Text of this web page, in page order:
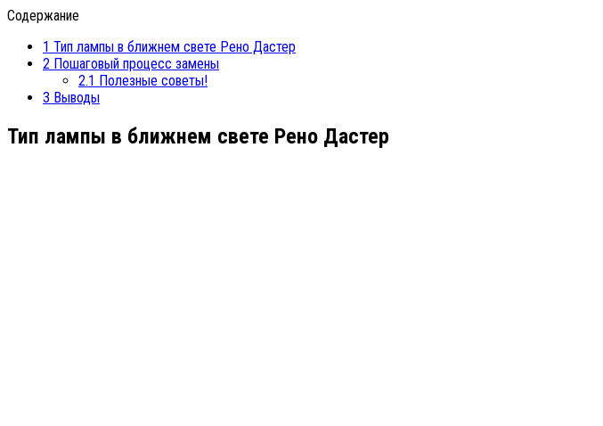
Содержание
1 Тип лампы в ближнем свете Рено Дастер
2 Пошаговый процесс замены
2.1 Полезные советы!
3 Выводы
Тип лампы в ближнем свете Рено Дастер